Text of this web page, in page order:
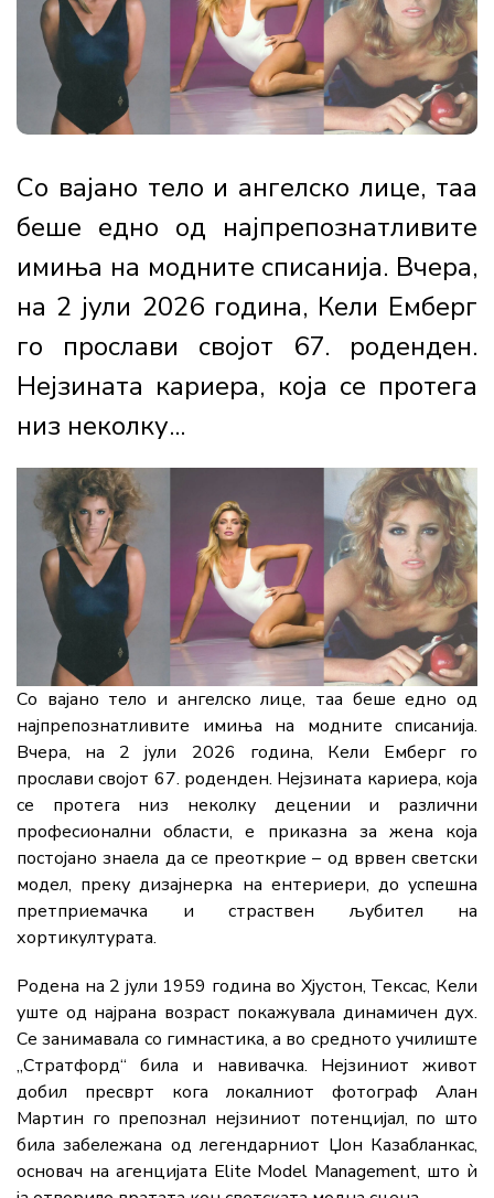
Со вајано тело и ангелско лице, таа
беше едно од најпрепознатливите
имиња на модните списанија. Вчера,
на 2 јули 2026 година, Кели Емберг
го прослави својот 67. роденден.
Нејзината кариера, која се протега
низ неколку...
Со вајано тело и ангелско лице, таа беше едно од
најпрепознатливите имиња на модните списанија.
Вчера, на 2 јули 2026 година, Кели Емберг го
прослави својот 67. роденден. Нејзината кариера, која
се протега низ неколку децении и различни
професионални области, е приказна за жена која
постојано знаела да се преоткрие – од врвен светски
модел, преку дизајнерка на ентериери, до успешна
претприемачка и страствен љубител на
хортикултурата.
Родена на 2 јули 1959 година во Хјустон, Тексас, Кели
уште од најрана возраст покажувала динамичен дух.
Се занимавала со гимнастика, а во средното училиште
„Стратфорд“ била и навивачка. Нејзиниот живот
добил пресврт кога локалниот фотограф Алан
Мартин го препознал нејзиниот потенцијал, по што
била забележана од легендарниот Џон Казабланкас,
основач на агенцијата Elite Model Management, што ѝ